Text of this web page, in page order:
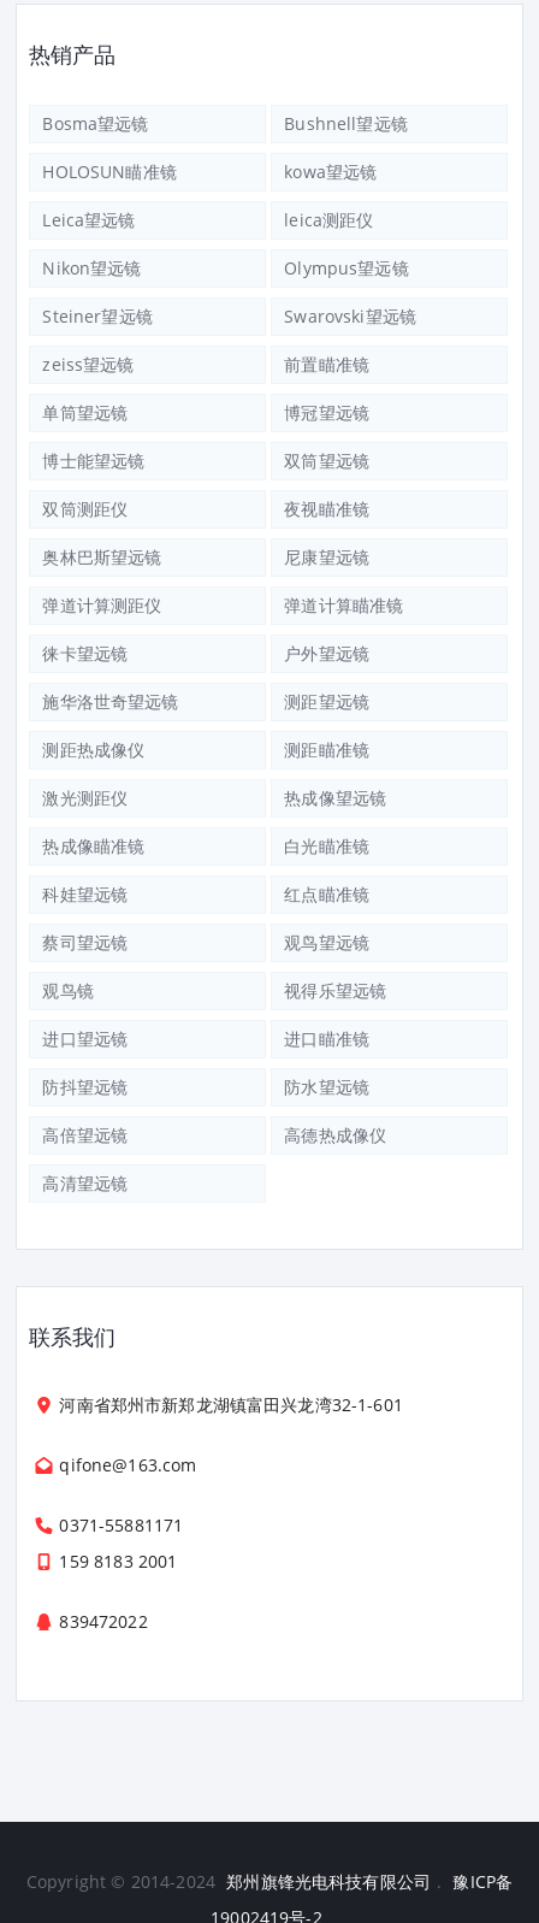
热销产品
Bosma望远镜 Bushnell望远镜
HOLOSUN瞄准镜 kowa望远镜
Leica望远镜 leica测距仪
Nikon望远镜 Olympus望远镜
Steiner望远镜 Swarovski望远镜
zeiss望远镜 前置瞄准镜
单筒望远镜 博冠望远镜
博士能望远镜 双筒望远镜
双筒测距仪 夜视瞄准镜
奥林巴斯望远镜 尼康望远镜
弹道计算测距仪 弹道计算瞄准镜
徕卡望远镜 户外望远镜
施华洛世奇望远镜 测距望远镜
测距热成像仪 测距瞄准镜
激光测距仪 热成像望远镜
热成像瞄准镜 白光瞄准镜
科娃望远镜 红点瞄准镜
蔡司望远镜 观鸟望远镜
观鸟镜 视得乐望远镜
进口望远镜 进口瞄准镜
防抖望远镜 防水望远镜
高倍望远镜 高德热成像仪
高清望远镜
联系我们
河南省郑州市新郑龙湖镇富田兴龙湾32-1-601
qifone@163.com
0371-55881171
159 8183 2001
839472022
Copyright © 2014-2024 郑州旗锋光电科技有限公司 . 豫ICP备
19002419号-2